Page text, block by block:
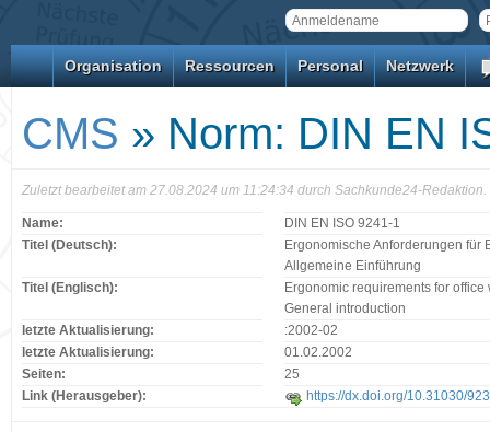
Organisation Ressourcen Personal Netzwerk
CMS » Norm: DIN EN
Zuletzt bearbeitet am 27.08.2024 um 11:24:34 durch Sachkunde24-Redaktion.
Name:
DIN EN ISO 9241-1
Titel (Deutsch):
Ergonomische Anforderungen für
Allgemeine Einführung
Titel (Englisch):
Ergonomic requirements for
General introduction
letzte Aktualisierung:
:2002-02
letzte Aktualisierung:
01.02.2002
Seiten:
25
Link (Herausgeber):
https://dx.doi.org/10.31030/